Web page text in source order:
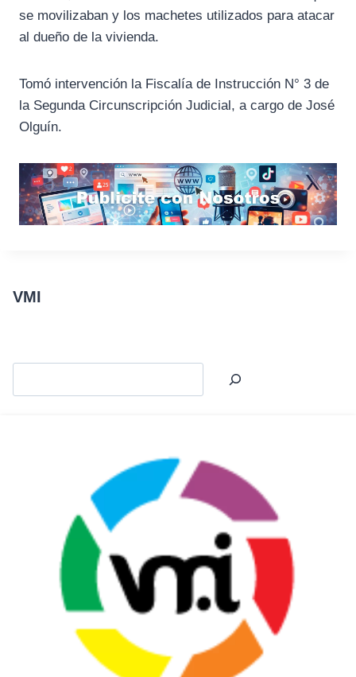
se movilizaban y los machetes utilizados para atacar
al dueño de la vivienda.
Tomó intervención la Fiscalía de Instrucción N° 3 de
la Segunda Circunscripción Judicial, a cargo de José
Olguín.
VMI